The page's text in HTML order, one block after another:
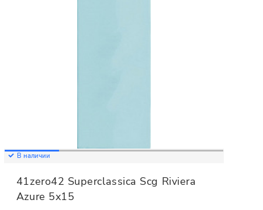
В наличии
41zero42 Superclassica Scg Riviera
Azure 5x15